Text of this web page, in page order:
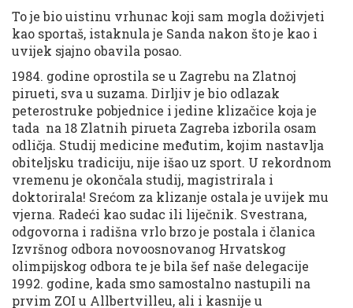
To je bio uistinu vrhunac koji sam mogla doživjeti
kao sportaš, istaknula je Sanda nakon što je kao i
uvijek sjajno obavila posao.
1984. godine oprostila se u Zagrebu na Zlatnoj
pirueti, sva u suzama. Dirljiv je bio odlazak
peterostruke pobjednice i jedine klizačice koja je
tada na 18 Zlatnih pirueta Zagreba izborila osam
odličja. Studij medicine međutim, kojim nastavlja
obiteljsku tradiciju, nije išao uz sport. U rekordnom
vremenu je okončala studij, magistrirala i
doktorirala! Srećom za klizanje ostala je uvijek mu
vjerna. Radeći kao sudac ili liječnik. Svestrana,
odgovorna i radišna vrlo brzo je postala i članica
Izvršnog odbora novoosnovanog Hrvatskog
olimpijskog odbora te je bila šef naše delegacije
1992. godine, kada smo samostalno nastupili na
prvim ZOI u Allbertvilleu, ali i kasnije u